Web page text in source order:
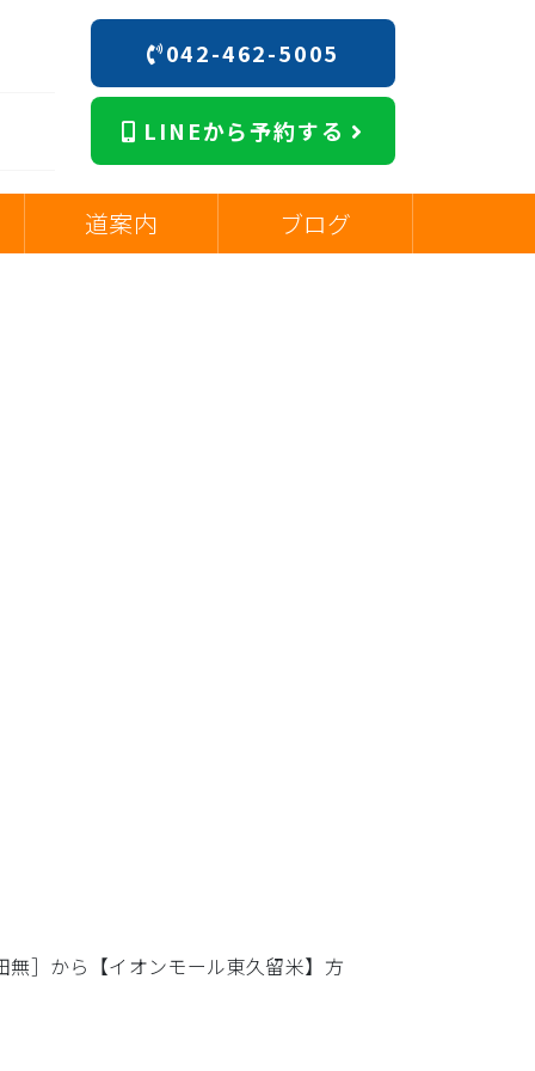
042-462-5005
LINEから予約する
道案内 ブログ
］から【イオンモール東久留米】方